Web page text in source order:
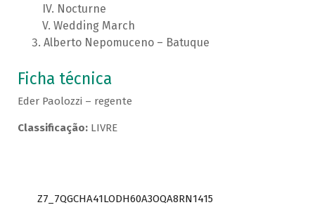
Nocturne
Wedding March
Alberto Nepomuceno – Batuque
Ficha técnica
Eder Paolozzi – regente
Classificação:LIVRE
Z7_7QGCHA41LODH60A3OQA8RN1415